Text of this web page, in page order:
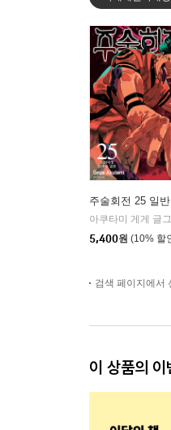
주술회전 25 일
5,400원 (10% 할
검색 페이지에서
이 상품의 이